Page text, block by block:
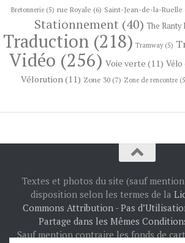
Bretonnerie (5) rue Royale (6) Saint-Jean-de-la-Ruelle
Stationnement (40) The Ranty
Traduction (218) Tramway(5)
Vidéo (256) Voie verte (11) Vélo
Vélorution (11) Zone 30 (7) Zone de rencontre
Textes et photos du site (sauf
disposition selon les termes de la
Commons Attribution - Pas
Partage dans les Mêmes
Sauf mention contraire les fonds de